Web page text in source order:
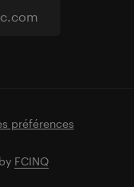
préférences
FCINQ